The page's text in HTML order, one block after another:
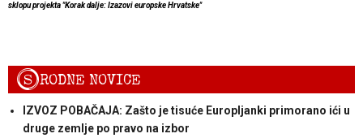
sklopu projekta "Korak dalje: Izazovi europske Hrvatske"
SRODNE NOVICE
IZVOZ POBAČAJA: Zašto je tisuće Europljanki primorano ići u
druge zemlje po pravo na izbor